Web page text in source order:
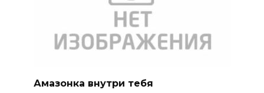
Амазонка внутри тебя